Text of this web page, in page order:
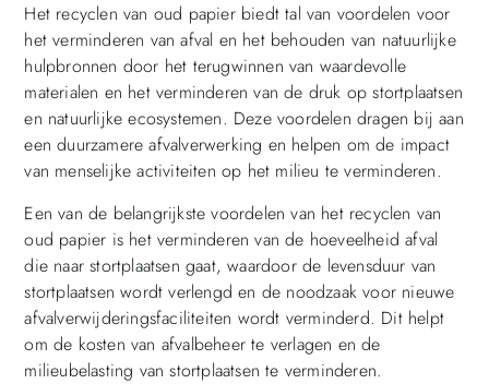
Het recyclen van oud papier biedt tal van voordelen voor
het verminderen van afval en het behouden van natuurlijke
hulpbronnen door het terugwinnen van waardevolle
materialen en het verminderen van de druk op stortplaatsen
en natuurlijke ecosystemen. Deze voordelen dragen bij aan
een duurzamere afvalverwerking en helpen om de impact
van menselijke activiteiten op het milieu te verminderen.
Een van de belangrijkste voordelen van het recyclen van
oud papier is het verminderen van de hoeveelheid afval
die naar stortplaatsen gaat, waardoor de levensduur van
stortplaatsen wordt verlengd en de noodzaak voor nieuwe
afvalverwijderingsfaciliteiten wordt verminderd. Dit helpt
om de kosten van afvalbeheer te verlagen en de
milieubelasting van stortplaatsen te verminderen.